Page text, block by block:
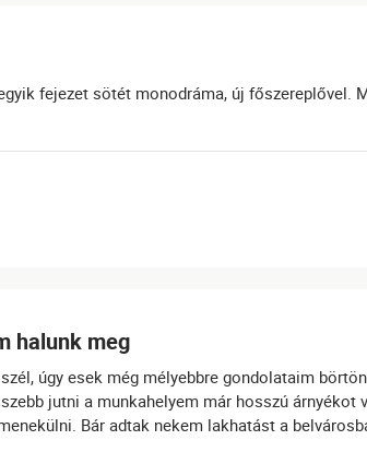
fejezet sötét monodráma, új főszereplővel.
halunk meg
úgy esek még mélyebbre gondolataim
jutni a munkahelyem már hosszú
Bár adtak nekem lakhatást a